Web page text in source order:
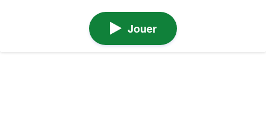
Jouer